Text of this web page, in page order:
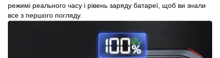
режимі реального часу і рівень заряду батареї, щоб ви знали
все з першого погляду.